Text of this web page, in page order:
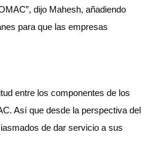
dijo Mahesh, añadiendo
para que las empresas
entre los componentes de los
Así que desde la perspectiva del
de dar servicio a sus